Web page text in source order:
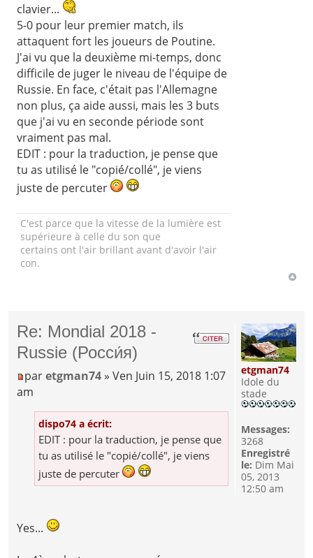
clavier...
5-0 pour leur premier match, ils
attaquent fort les joueurs de Poutine.
J'ai vu que la deuxième mi-temps, donc
difficile de juger le niveau de l'équipe de
Russie. En face, c'était pas l'Allemagne
non plus, ça aide aussi, mais les 3 buts
que j'ai vu en seconde période sont
vraiment pas mal.
EDIT : pour la traduction, je pense que
tu as utilisé le "copié/collé", je viens
juste de percuter
C'est parce que la vitesse de la lumière est
supérieure à celle du son que
certains ont l'air brillant avant d'avoir l'air
con.
Re: Mondial 2018 -
Russie (Росси́я)
paretgman74 » Ven Juin 15, 2018 1:07
am
dispo74 a écrit:
EDIT : pour la traduction, je pense que
tu as utilisé le "copié/collé", je viens
juste de percuter
Yes...
etgman74
Idole du
stade
Messages:
3268
Enregistré
le: Dim Mai
05, 2013
12:50 am